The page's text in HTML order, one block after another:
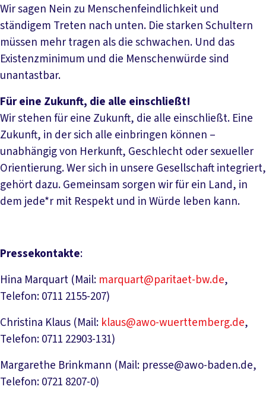
Wir sagen Nein zu Menschenfeindlichkeit und
ständigem Treten nach unten. Die starken Schultern
müssen mehr tragen als die schwachen. Und das
Existenzminimum und die Menschenwürde sind
unantastbar.
Für eine Zukunft, die alle einschließt!
Wir stehen für eine Zukunft, die alle einschließt. Eine
Zukunft, in der sich alle einbringen können –
unabhängig von Herkunft, Geschlecht oder sexueller
Orientierung. Wer sich in unsere Gesellschaft integriert,
gehört dazu. Gemeinsam sorgen wir für ein Land, in
dem jede*r mit Respekt und in Würde leben kann.
Pressekontakte:
Hina Marquart (Mail: marquart@paritaet-bw.de,
Telefon: 0711 2155-207)
Christina Klaus (Mail: klaus@awo-wuerttemberg.de,
Telefon: 0711 22903-131)
Margarethe Brinkmann (Mail: presse@awo-baden.de,
Telefon: 0721 8207-0)